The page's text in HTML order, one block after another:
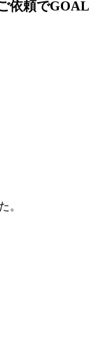
依頼でGOAL
。